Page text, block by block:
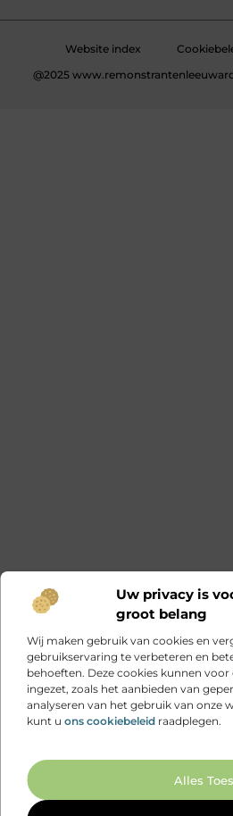
Uw privacy is
groot belang
Wij maken gebruik van cookies en
gebruikservaring te verbeteren en
behoeften. Deze cookies kunnen
ingezet, zoals het aanbieden van
analyseren van het gebruik van onze
kunt u ons cookiebeleid raadplegen.
Alles
Website index
@2025